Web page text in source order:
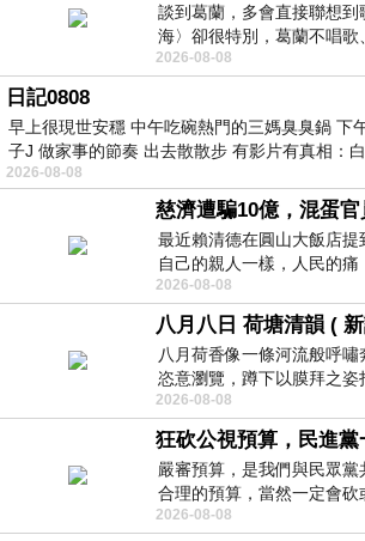
談到葛蘭，多會直接聯想
海〉卻很特別，葛蘭不唱
心演戲。拍攝期間，經常工
2026-08-08
日記0808
早上很現世安穩 中午吃碗熱門的三媽臭臭鍋 下
子J 做家事的節奏 出去散散步 有影片有真相：
2026-08-08
慈濟遭騙10億，混蛋
最近賴清德在圓山大飯店
自己的親人一樣，人民的
民如親，說的這麼好聽，實
2026-08-08
八月八日 荷塘清韻 (
八月荷香像一條河流般呼
恣意瀏覽，蹲下以膜拜之姿
時我把美麗的遐想掛在亭亭
2026-08-08
狂砍公視預算，民進
嚴審預算，是我們與民眾
合理的預算，當然一定會
要編列公視和Taiwan plus預
2026-08-08